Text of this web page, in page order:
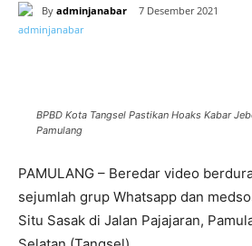
By adminjanabar 7 Desember 2021
BPBD Kota Tangsel Pastikan Hoaks Kabar
Pamulang
PAMULANG – Beredar video
sejumlah grup Whatsapp dan
Situ Sasak di Jalan Pajajaran,